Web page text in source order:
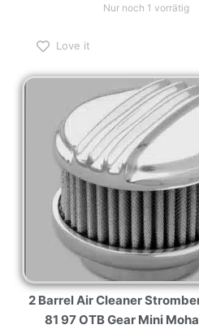
Nur noch 1 vorrätig
Love it
2 Barrel Air Cleaner
81 97 OTB Gear Mini